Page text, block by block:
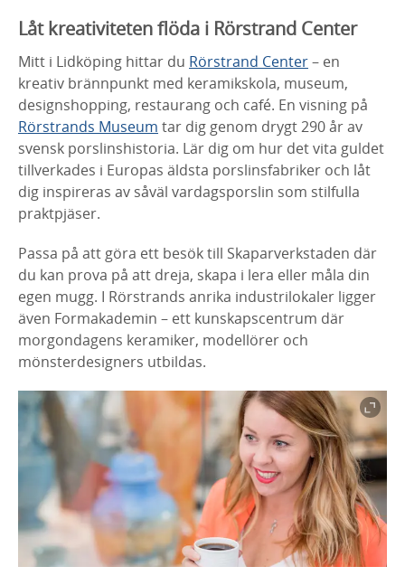
Låt kreativiteten flöda i Rörstrand Center
Mitt i Lidköping hittar du Rörstrand Center– en
kreativ brännpunkt med keramikskola, museum,
designshopping, restaurang och café. En visning på
Rörstrands Museum tar dig genom drygt 290 år av
svensk porslinshistoria. Lär dig om hur det vita guldet
tillverkades i Europas äldsta porslinsfabriker och låt
dig inspireras av såväl vardagsporslin som stilfulla
praktpjäser.
Passa på att göra ett besök till Skaparverkstaden där
du kan prova på att dreja, skapa i lera eller måla din
egen mugg. I Rörstrands anrika industrilokaler ligger
även Formakademin – ett kunskapscentrum där
morgondagens keramiker, modellörer och
mönsterdesigners utbildas.